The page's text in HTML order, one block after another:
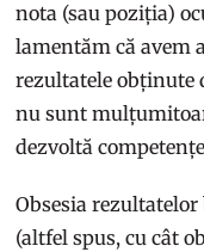
nota (sau poziția)
lamentăm că avem
rezultatele obținute
nu sunt
dezvoltă
Obsesia
(altfel spus, cu cât